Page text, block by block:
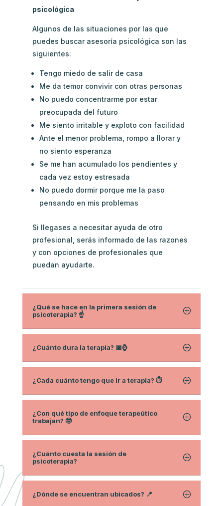
psicológica
Algunos de las situaciones por las que
puedes buscar asesoría psicológica son las
siguientes:
Tengo miedo de salir de casa
Me da temor convivir con otras personas
No puedo concentrarme por estar
preocupada del futuro
Me siento irritable y exploto con facilidad
Ante el menor problema, rompo a llorar y
no siento esperanza
Se me han acumulado los pendientes y
cada vez estoy estresada
No puedo dormir porque me la paso
pensando en mis problemas
Si llegases a necesitar ayuda de otro
profesional, serás informado de las razones
y con opciones de profesionales que
puedan ayudarte.
¿Qué se hace en la primera sesión de
psicoterapia? ☝️
¿Cuánto dura la terapia? 📅⌚
¿Cada cuánto tengo que ir a terapia? ⏱
¿Con qué tipo de enfoque terapeútico
trabajan? 🤓
¿Cuánto cuesta la sesión de
psicoterapia?
¿Dónde se encuentran ubicados? 📍